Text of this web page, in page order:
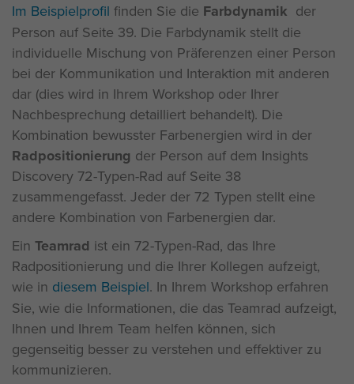
Im Beispielprofil finden Sie die Farbdynamik der
Person auf Seite 39. Die Farbdynamik stellt die
individuelle Mischung von Präferenzen einer Person
bei der Kommunikation und Interaktion mit anderen
dar (dies wird in Ihrem Workshop oder Ihrer
Nachbesprechung detailliert behandelt). Die
Kombination bewusster Farbenergien wird in der
Radpositionierung der Person auf dem Insights
Discovery 72-Typen-Rad auf Seite 38
zusammengefasst. Jeder der 72 Typen stellt eine
andere Kombination von Farbenergien dar.
Ein Teamrad ist ein 72-Typen-Rad, das Ihre
Radpositionierung und die Ihrer Kollegen aufzeigt,
wie in diesem Beispiel. In Ihrem Workshop erfahren
Sie, wie die Informationen, die das Teamrad aufzeigt,
Ihnen und Ihrem Team helfen können, sich
gegenseitig besser zu verstehen und effektiver zu
kommunizieren.